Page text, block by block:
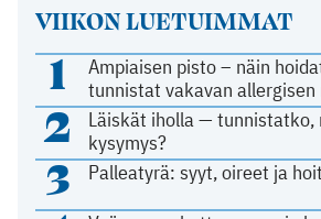
VIIKON LUETUIMMAT
1
Ampiaisen pisto – näin
tunnistat vakavan
2
Läiskät iholla — tunnistatko,
kysymys?
3 Palleatyrä: syyt, oireet ja